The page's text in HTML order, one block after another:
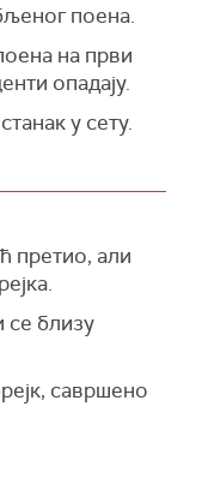
поена.
на први
опадају.
у сету.
претио, али
се близу
савршено